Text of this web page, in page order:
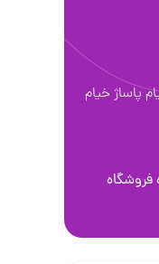
پاساژ خیام